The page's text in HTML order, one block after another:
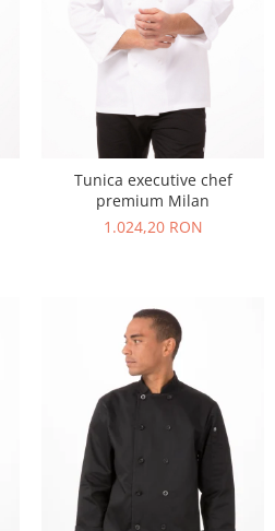
Tunica executive chef
premium Milan
1.024,20 RON